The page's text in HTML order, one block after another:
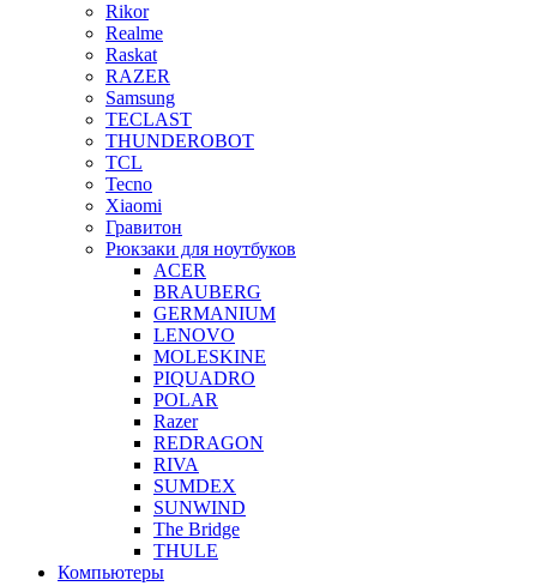
Rikor
Realme
Raskat
RAZER
Samsung
TECLAST
THUNDEROBOT
TCL
Tecno
Xiaomi
Гравитон
Рюкзаки для ноутбуков
ACER
BRAUBERG
GERMANIUM
LENOVO
MOLESKINE
PIQUADRO
POLAR
Razer
REDRAGON
RIVA
SUMDEX
SUNWIND
The Bridge
THULE
Компьютеры